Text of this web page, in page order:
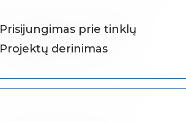
Prisijungimas prie tinklų
Projektų derinimas